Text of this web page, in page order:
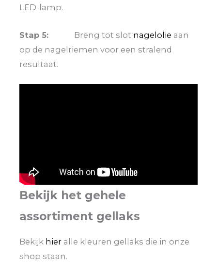
LED-lamp.
Stap 5: Breng tot slot nagelolie aan
op de nagelriemen voor een stralend
resultaat.
Bekijk het gehele
assortiment gellaks
Bekijk hier alle kleuren gellaks die in onze
shop staan.